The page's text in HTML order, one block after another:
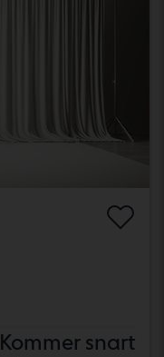
Kommer snart